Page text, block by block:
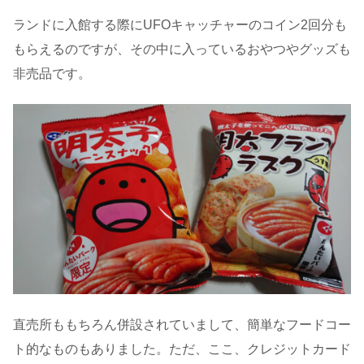
ランドに入館する際にUFOキャッチャーのコイン2回分も
もらえるのですが、その中に入っているおやつやグッズも
非売品です。
直売所ももちろん併設されていまして、簡単なフードコー
ト的なものもありました。ただ、ここ、クレジットカード